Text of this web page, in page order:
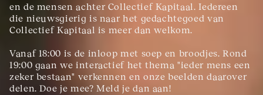
en de mensen achter Collectief Kapitaal. Iedereen
die nieuwsgierig is naar het gedachtegoed van
Collectief Kapitaal is meer dan welkom.
Vanaf 18:00 is de inloop met soep en broodjes. Rond
19:00 gaan we interactief het thema "ieder mens een
zeker bestaan" verkennen en onze beelden daarover
delen. Doe je mee? Meld je dan aan!